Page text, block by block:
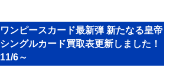
ワンピースカード最新弾 新たなる皇帝
シングルカード買取表更新しました！
11/6～